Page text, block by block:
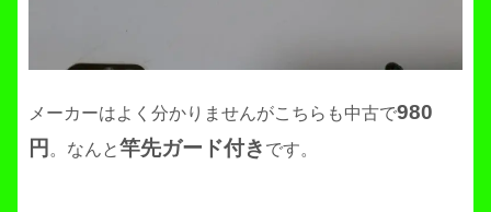
メーカーはよく分かりませんがこちらも中古で980
円 。なんと竿先ガード付き です。